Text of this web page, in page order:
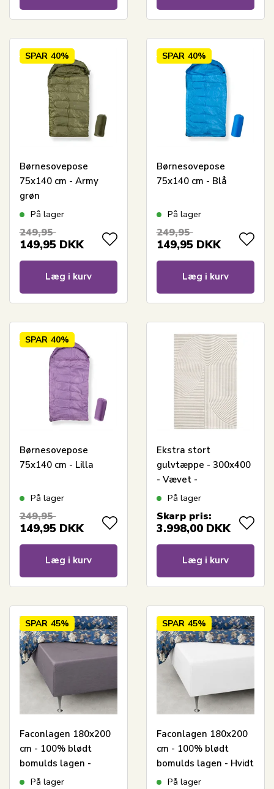
SPAR 40%
Børnesovepose
75x140 cm - Army
grøn
På lager
249,95
149,95 DKK
Læg i kurv
SPAR 40%
Børnesovepose
75x140 cm - Blå
På lager
249,95
149,95 DKK
Læg i kurv
SPAR 40%
Børnesovepose
75x140 cm - Lilla
På lager
249,95
149,95 DKK
Læg i kurv
Ekstra stort
gulvtæppe - 300x400
- Vævet -
Cremefarvet med
Nordstrand Home
På lager
Skarp pris:
3.998,00 DKK
Læg i kurv
SPAR 45%
Faconlagen 180x200
cm - 100% blødt
bomulds lagen -
Antracit gråt
På lager
SPAR 45%
Faconlagen 180x200
cm - 100% blødt
bomulds lagen - Hvidt
boxlagen til madras
På lager